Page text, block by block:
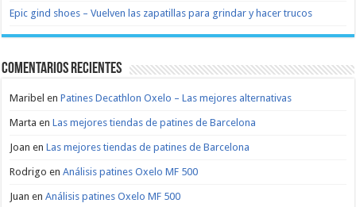
Epic gind shoes – Vuelven las zapatillas para grindar y hacer trucos
Comentarios recientes
Maribel enPatines Decathlon Oxelo – Las mejores alternativas
Marta enLas mejores tiendas de patines de Barcelona
Joan enLas mejores tiendas de patines de Barcelona
Rodrigo enAnálisis patines Oxelo MF 500
Juan enAnálisis patines Oxelo MF 500